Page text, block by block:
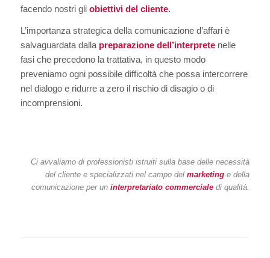
facendo nostri gli obiettivi del cliente.
L’importanza strategica della comunicazione d’affari è
salvaguardata dalla preparazione dell’interprete nelle
fasi che precedono la trattativa, in questo modo
preveniamo ogni possibile difficoltà che possa intercorrere
nel dialogo e ridurre a zero il rischio di disagio o di
incomprensioni.
Ci avvaliamo di professionisti istruiti sulla base delle necessità
del cliente e specializzati nel campo delmarketing e della
comunicazione per uninterpretariato commerciale di qualità.